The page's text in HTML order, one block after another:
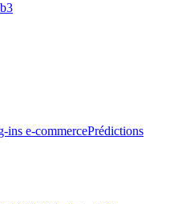
ins e-commercePrédictions